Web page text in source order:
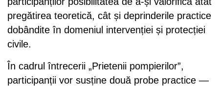
pregătirea teoretică, cât și deprinderile practice
dobândite în domeniul intervenției și protecției
civile.
În cadrul întrecerii „Prietenii pompierilor”,
participanții vor susține două probe practice —